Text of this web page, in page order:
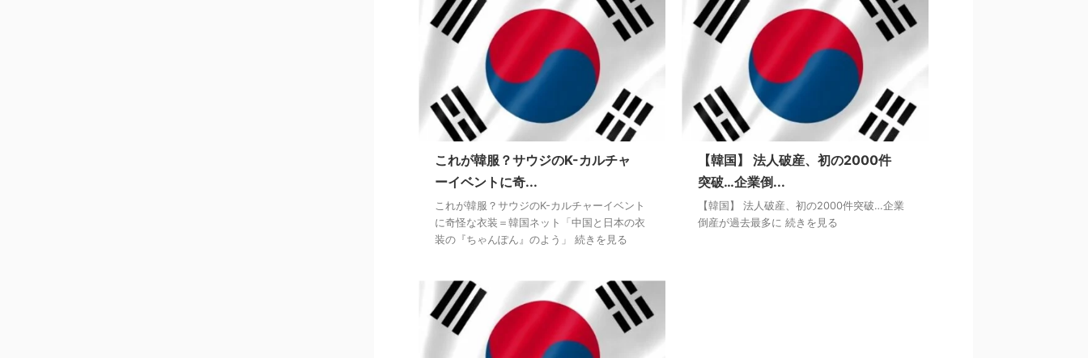
これが韓服？サウジのK-カルチャ
ーイベントに奇...
これが韓服？サウジのK-カルチャーイベント
に奇怪な衣装＝韓国ネット「中国と日本の衣
装の『ちゃんぽん』のよう」 続きを見る
【韓国】 法人破産、初の2000件
突破…企業倒...
【韓国】 法人破産、初の2000件突破…企業
倒産が過去最多に 続きを見る